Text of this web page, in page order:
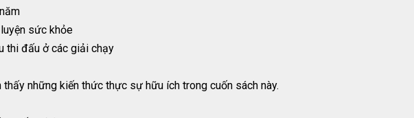
sức khỏe
thi đấu ở các giải chạy
những kiến thức thực sự hữu ích trong cuốn sách này.